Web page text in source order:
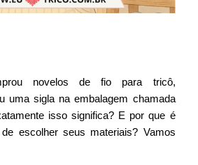
novelos de fio para tricô,
uma sigla na embalagem chamada
isso significa? E por que é
escolher seus materiais? Vamos